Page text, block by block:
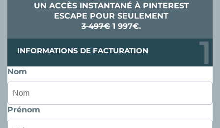
UN ACCÈS INSTANTANÉ À PINTEREST
ESCAPE POUR SEULEMENT
3 497€ 1 997€.
INFORMATIONS DE FACTURATION
Nom
Prénom